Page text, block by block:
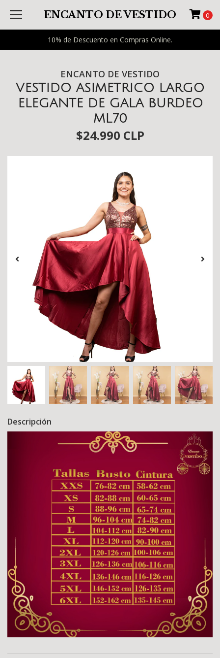
10% de Descuento en Compras Online.
ENCANTO DE VESTIDO 0
ENCANTO DE VESTIDO
VESTIDO ASIMETRICO LARGO
ELEGANTE DE GALA BURDEO
ML70
$24.990 CLP
Descripción